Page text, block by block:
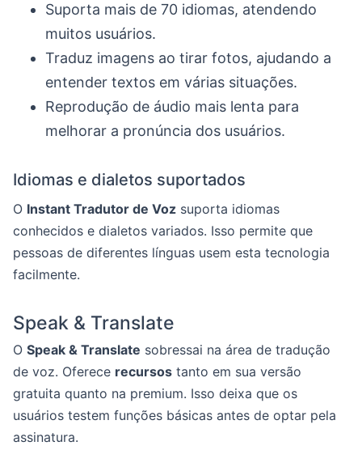
Suporta mais de 70 idiomas, atendendo
muitos usuários.
Traduz imagens ao tirar fotos, ajudando a
entender textos em várias situações.
Reprodução de áudio mais lenta para
melhorar a pronúncia dos usuários.
Idiomas e dialetos suportados
O Instant Tradutor de Voz suporta idiomas
conhecidos e dialetos variados. Isso permite que
pessoas de diferentes línguas usem esta tecnologia
facilmente.
Speak & Translate
O Speak & Translate sobressai na área de tradução
de voz. Oferece recursos tanto em sua versão
gratuita quanto na premium. Isso deixa que os
usuários testem funções básicas antes de optar pela
assinatura.